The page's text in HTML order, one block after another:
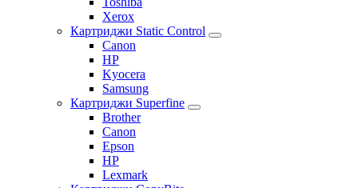
Xerox
Картриджи Static Control
Canon
HP
Kyocera
Samsung
Картриджи Superfine
Brother
Canon
Epson
HP
Lexmark